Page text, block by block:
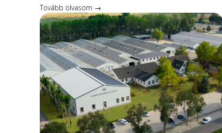
Tovább olvasom →